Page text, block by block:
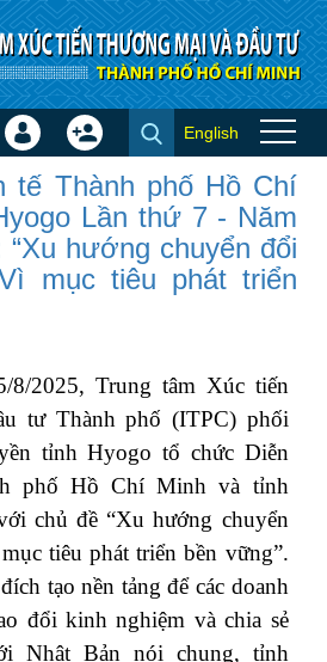
tế Thành phố Hồ
tỉnh Hyogo Lần
Chủ đề: “Xu
đổi xanh và số:
triển bền
Đăng
Tạo
khoản
English
×
tế Thành phố Hồ Chí
Lần thứ 7 - Năm
“Xu hướng chuyển đổi
mục tiêu phát triển
8/2025, Trung tâm Xúc tiến
tư Thành phố (ITPC) phối
tỉnh Hyogo tổ chức Diễn
phố Hồ Chí Minh và tỉnh
chủ đề “Xu hướng chuyển
tiêu phát triển bền vững”.
tạo nền tảng để các doanh
đổi kinh nghiệm và chia sẻ
Nhật Bản nói chung, tỉnh